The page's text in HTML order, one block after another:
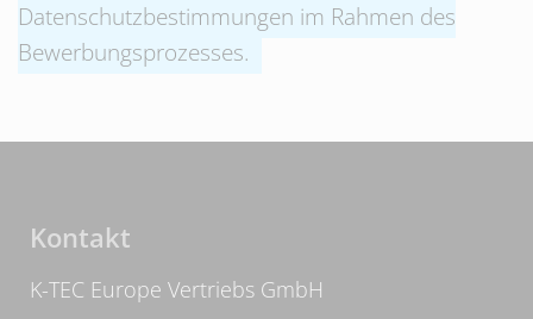
Datenschutzbestimmungen im Rahmen des
Bewerbungsprozesses.
Kontakt
K-TEC Europe Vertriebs GmbH